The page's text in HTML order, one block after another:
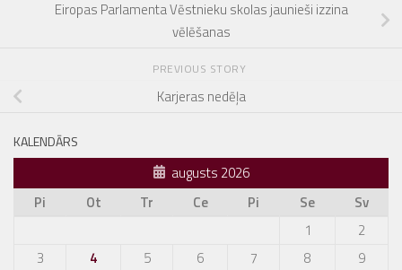
Eiropas Parlamenta Vēstnieku skolas jaunieši izzina
vēlēšanas
PREVIOUS STORY
Karjeras nedēļa
KALENDĀRS
augusts 2026
Pi
Ot Tr Ce Pi Se
Sv
1
2
3
4 5 6 7 8
9